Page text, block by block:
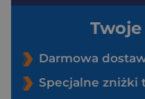
Darmowa
Specjalne zniżki